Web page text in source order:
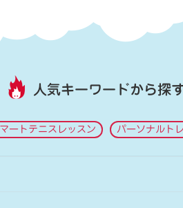
人気キーワードから探
ートテニスレッスン パーソナルト